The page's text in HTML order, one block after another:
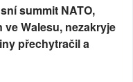
summit NATO,
Walesu, nezakryje
přechytračil a